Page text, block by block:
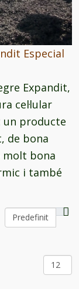
Especial
Expandit,
cel·lular
un producte
de bona
molt bona
i també